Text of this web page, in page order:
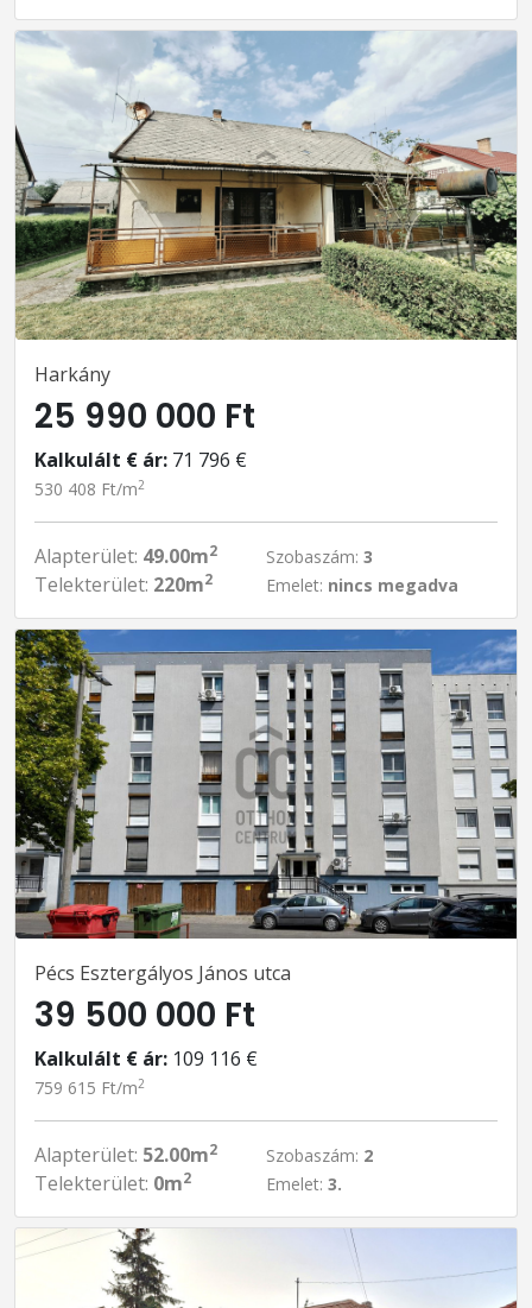
Harkány
25 990 000 Ft
Kalkulált € ár: 71 796 €
530 408 Ft/m2
Alapterület: 49.00m2
Telekterület: 220m2
Szobaszám: 3
Emelet: nincs megadva
Pécs Esztergályos János utca
39 500 000 Ft
Kalkulált € ár: 109 116 €
759 615 Ft/m2
Alapterület: 52.00m2
Telekterület: 0m2
Szobaszám: 2
Emelet: 3.